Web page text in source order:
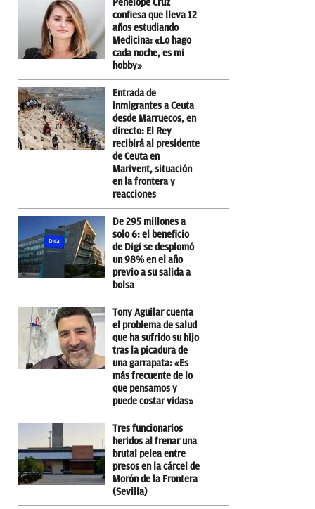
Penélope Cruz
confiesa que lleva 12
años estudiando
Medicina: «Lo hago
cada noche, es mi
hobby»
Entrada de
inmigrantes a Ceuta
desde Marruecos, en
directo: El Rey
recibirá al presidente
de Ceuta en
Marivent, situación
en la frontera y
reacciones
De 295 millones a
solo 6: el beneficio
de Digi se desplomó
un 98% en el año
previo a su salida a
bolsa
Tony Aguilar cuenta
el problema de salud
que ha sufrido su hijo
tras la picadura de
una garrapata: «Es
más frecuente de lo
que pensamos y
puede costar vidas»
Tres funcionarios
heridos al frenar una
brutal pelea entre
presos en la cárcel de
Morón de la Frontera
(Sevilla)